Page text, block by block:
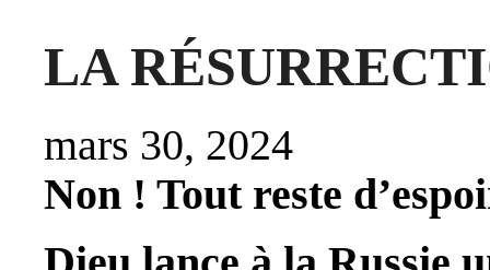
LA
mars 30, 2024
Non ! Tout reste